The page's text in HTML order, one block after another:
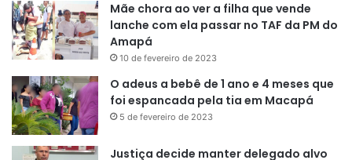
Mãe chora ao ver a filha que vende
lanche com ela passar no TAF da PM do
Amapá
10 de fevereiro de 2023
O adeus a bebê de 1 ano e 4 meses que
foi espancada pela tia em Macapá
5 de fevereiro de 2023
Justiça decide manter delegado alvo